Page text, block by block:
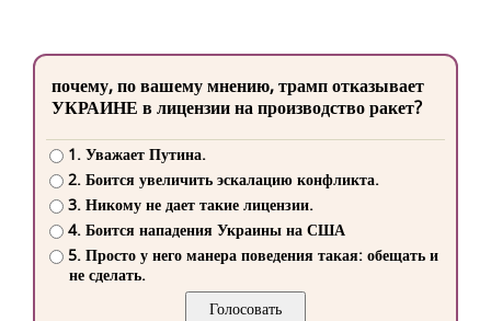
почему, по вашему мнению, трамп отказывает
УКРАИНЕ в лицензии на производство ракет?
1. Уважает Путина.
2. Боится увеличить эскалацию конфликта.
3. Никому не дает такие лицензии.
4. Боится нападения Украины на США
5. Просто у него манера поведения такая: обещать и
не сделать.